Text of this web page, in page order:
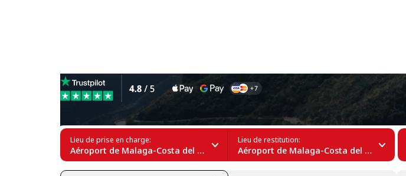
Lieu de prise en charge:
Aéroport de Malaga-Costa del Sol (AGP)
Lieu de restitution:
Aéroport de Malaga-Costa del Sol (AGP)